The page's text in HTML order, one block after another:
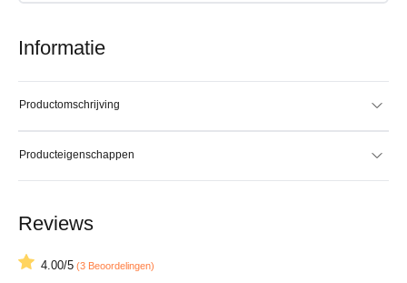
Informatie
Productomschrijving
Producteigenschappen
Reviews
4.00/5 (3 Beoordelingen)